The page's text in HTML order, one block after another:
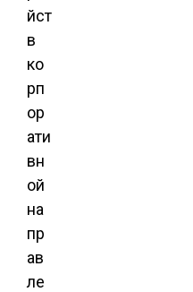
йст
в
ко
рп
ор
ати
вн
ой
на
пр
ав
ле